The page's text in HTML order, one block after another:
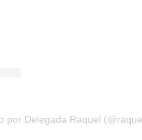
por Delegada Raquel